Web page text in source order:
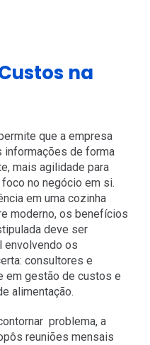
na
que a empresa
informações de forma
mais agilidade para
no negócio em si.
em uma cozinha
moderno, os benefícios
deve ser
envolvendo os
consultores e
em gestão de custos e
alimentação.
problema, a
reuniões mensais